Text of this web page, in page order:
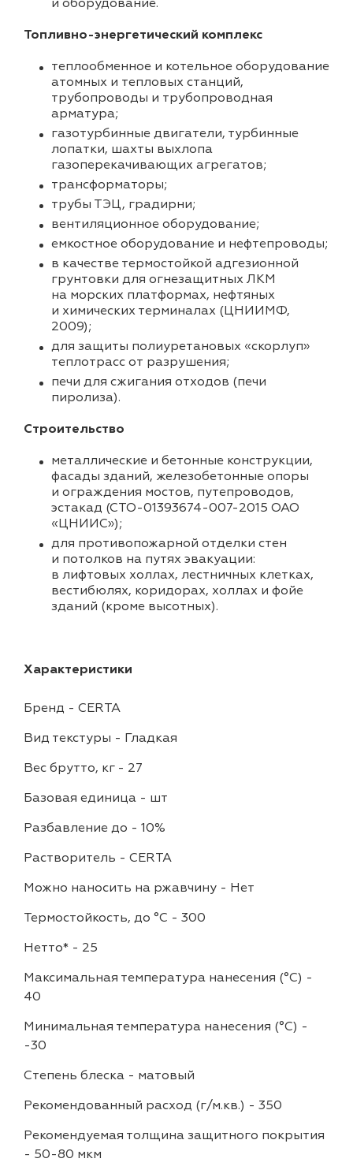
и оборудование.
Топливно-энергетический комплекс
теплообменное и котельное оборудование
атомных и тепловых станций,
трубопроводы и трубопроводная
арматура;
газотурбинные двигатели, турбинные
лопатки, шахты выхлопа
газоперекачивающих агрегатов;
трансформаторы;
трубы ТЭЦ, градирни;
вентиляционное оборудование;
емкостное оборудование и нефтепроводы;
в качестве термостойкой адгезионной
грунтовки для огнезащитных ЛКМ
на морских платформах, нефтяных
и химических терминалах (ЦНИИМФ,
2009);
для защиты полиуретановых «скорлуп»
теплотрасс от разрушения;
печи для сжигания отходов (печи
пиролиза).
Строительство
металлические и бетонные конструкции,
фасады зданий, железобетонные опоры
и ограждения мостов, путепроводов,
эстакад (СТО-01393674-007-2015 ОАО
«ЦНИИС»);
для противопожарной отделки стен
и потолков на путях эвакуации:
в лифтовых холлах, лестничных клетках,
вестибюлях, коридорах, холлах и фойе
зданий (кроме высотных).
Характеристики
Бренд - CERTA
Вид текстуры - Гладкая
Вес брутто, кг - 27
Базовая единица - шт
Разбавление до - 10%
Растворитель - CERTA
Можно наносить на ржавчину - Нет
Термостойкость, до °C - 300
Нетто* - 25
Максимальная температура нанесения (°С) -
40
Минимальная температура нанесения (°С) -
-30
Степень блеска - матовый
Рекомендованный расход (г/м.кв.) - 350
Рекомендуемая толщина защитного покрытия
- 50-80 мкм